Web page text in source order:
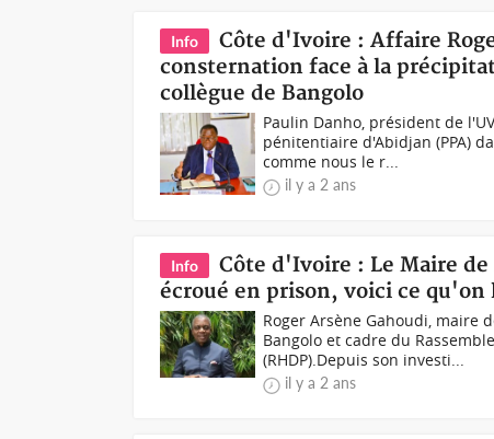
Info
Côte d'Ivoire : Affaire
consternation face à la
collègue de Bangolo
Paulin Danho, président de
pénitentiaire d'Abidjan (PPA)
comme nous le r...
il y a 2 ans
Info
Côte d'Ivoire : Le Maire de
écroué en prison, voici ce qu'on
Roger Arsène Gahoudi, maire
Bangolo et cadre du
(RHDP).Depuis son investi...
il y a 2 ans